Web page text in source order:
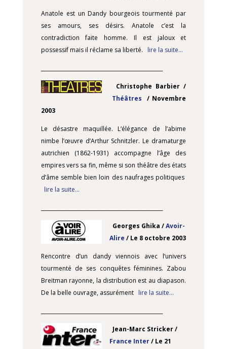
Anatole est un Dandy bourgeois tourmenté par
ses amours, ses désirs. Anatole c’est la
contradiction faite homme. Il est jaloux et
possessif mais il réclame sa liberté. lire la suite…
Christophe Barbier /
Théâtres
/ Novembre
2003
Le désastre maquillée. L’élégance de l’abime
nimbe l’œuvre d’Arthur Schnitzler. Le dramaturge
autrichien (1862-1931) accompagne l’âge des
empires vers sa fin, même si son théâtre des états
d’âme semble bien loin des naufrages politiques
lire la suite…
Georges Ghika /Avoir-
Alire / Le 8 octobre 2003
Rencontre d’un dandy viennois avec l’univers
tourmenté de ses conquêtes féminines. Zabou
Breitman rayonne, la distribution est au diapason.
De la belle ouvrage, assurément lire la suite…
Jean-Marc Stricker /
France Inter/ Le 21